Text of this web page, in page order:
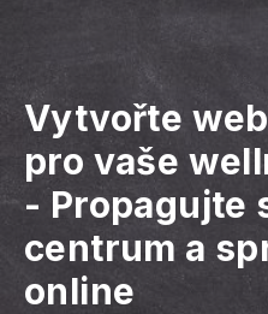
Vytvořte
pro vaše
- Propagujte
centrum a
online